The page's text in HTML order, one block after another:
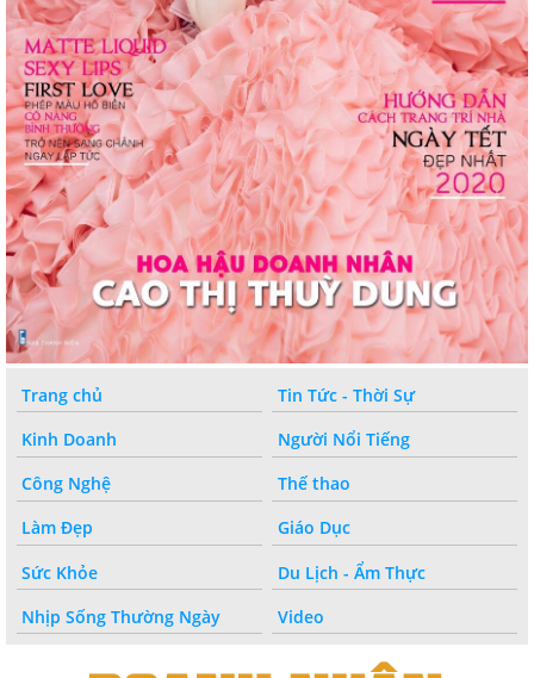
Trang chủ
Tin Tức - Thời Sự
Kinh Doanh
Người Nổi Tiếng
Công Nghệ
Thế thao
Làm Đẹp
Giáo Dục
Sức Khỏe
Du Lịch - Ẩm Thực
Nhịp Sống Thường Ngày
Video